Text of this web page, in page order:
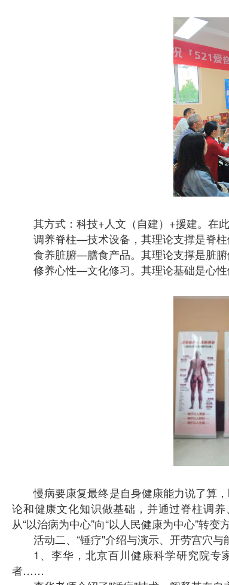
其方式：科技+人文（自建）+援建。在
调养脊柱—技术设备，其理论支撑是脊柱
食养脏腑—膳食产品。其理论支撑是脏腑
修养心性—文化修习。其理论基础是心性
慢病要康复最终是自身健康能力说了算
论和健康文化知识做基础，并通过脊柱调
从“以治病为中心”向“以人民健康为中心”转
活动二、“锤疗"介绍与演示、开劳宫穴与
1、李华，北京百川健康科学研究院
者……